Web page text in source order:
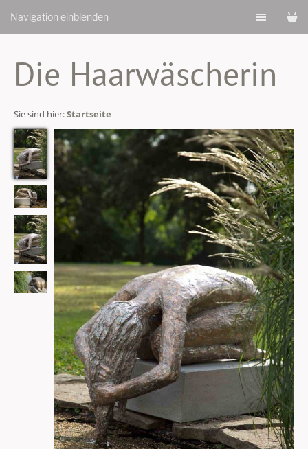
Navigation einblenden
Die Haarwäscherin
Sie sind hier:Startseite